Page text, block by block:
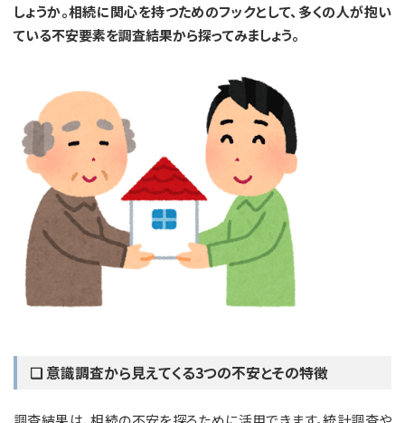
しょうか。相続に関心を持つためのフックとして、多くの人が抱い
ている不安要素を調査結果から探ってみましょう。
❏ 意識調査から見えてくる3つの不安とその特徴